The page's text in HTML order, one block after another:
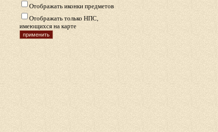
Отображать иконки предметов
Отображать только НПС,
имеющихся на карте